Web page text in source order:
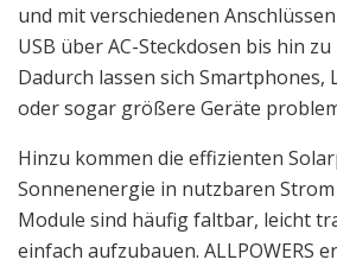
und mit verschiedenen
USB über AC-Steckdosen bis hin
Dadurch lassen sich Smartphones,
oder sogar größere Geräte
Hinzu kommen die effizienten
Sonnenenergie in nutzbaren
Module sind häufig faltbar, leicht
einfach aufzubauen. ALLPOWERS